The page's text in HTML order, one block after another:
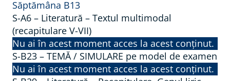
Săptămâna B13
S-A6 – Literatură – Textul multimodal
(recapitulare V-VII)
Nu ai în acest moment acces la acest conținut.
S-B23 – TEMĂ / SIMULARE pe model de examen
Nu ai în acest moment acces la acest conținut.